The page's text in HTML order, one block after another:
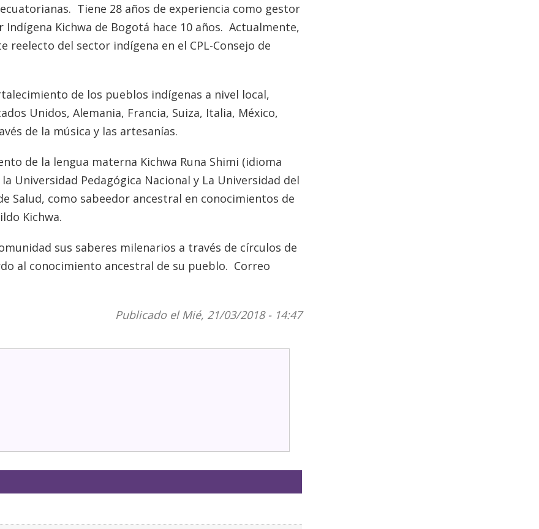
Tiene 28 años de experiencia como gestor
Kichwa de Bogotá hace 10 años. Actualmente,
del sector indígena en el CPL-Consejo de
de los pueblos indígenas a nivel local,
Unidos, Alemania, Francia, Suiza, Italia, México,
de la música y las artesanías.
de la lengua materna Kichwa Runa Shimi (idioma
Universidad Pedagógica Nacional y La Universidad del
Salud, como sabeedor ancestral en conocimientos de
Kichwa.
sus saberes milenarios a través de círculos de
al conocimiento ancestral de su pueblo. Correo
Publicado el Mié, 21/03/2018 - 14:47